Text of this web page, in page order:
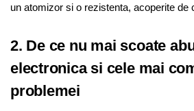
un atomizor si o rezistenta, acoperite de
2. De ce nu mai scoate
electronica si cele mai
problemei